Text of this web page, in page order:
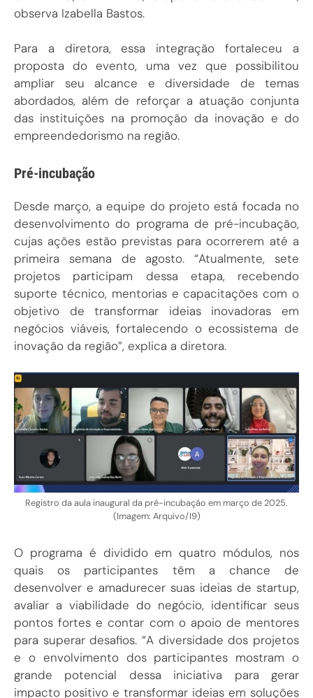
observa Izabella Bastos.
Para a diretora, essa integração fortaleceu a
proposta do evento, uma vez que possibilitou
ampliar seu alcance e diversidade de temas
abordados, além de reforçar a atuação conjunta
das instituições na promoção da inovação e do
empreendedorismo na região.
Pré-incubação
Desde março, a equipe do projeto está focada no
desenvolvimento do programa de pré-incubação,
cujas ações estão previstas para ocorrerem até a
primeira semana de agosto. “Atualmente, sete
projetos participam dessa etapa, recebendo
suporte técnico, mentorias e capacitações com o
objetivo de transformar ideias inovadoras em
negócios viáveis, fortalecendo o ecossistema de
inovação da região”, explica a diretora.
Registro da aula inaugural da pré-incubação em março de 2025.
(Imagem: Arquivo/I9)
O programa é dividido em quatro módulos, nos
quais os participantes têm a chance de
desenvolver e amadurecer suas ideias de startup,
avaliar a viabilidade do negócio, identificar seus
pontos fortes e contar com o apoio de mentores
para superar desafios. “A diversidade dos projetos
e o envolvimento dos participantes mostram o
grande potencial dessa iniciativa para gerar
impacto positivo e transformar ideias em soluções